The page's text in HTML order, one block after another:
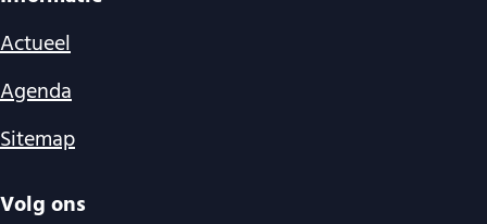
Actueel
Agenda
Sitemap
Volg ons